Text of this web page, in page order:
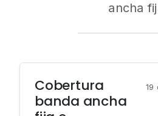
ancha
Cobertura
banda ancha
19